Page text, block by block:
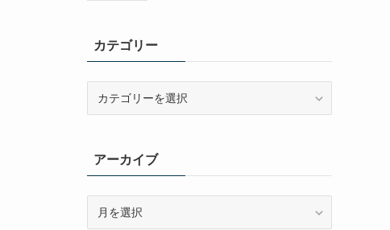
カテゴリー
ーアーカイブ